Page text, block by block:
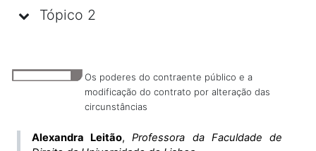
Tópico 2
Os poderes do contraente público e a
modificação do contrato por alteração das
circunstâncias
Alexandra Leitão,Professora da Faculdade de